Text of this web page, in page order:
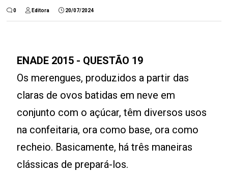
0 Editora 20/07/2024
ENADE 2015 - QUESTÃO 19
Os merengues, produzidos a partir das
claras de ovos batidas em neve em
conjunto com o açúcar, têm diversos usos
na confeitaria, ora como base, ora como
recheio. Basicamente, há três maneiras
clássicas de prepará-los.